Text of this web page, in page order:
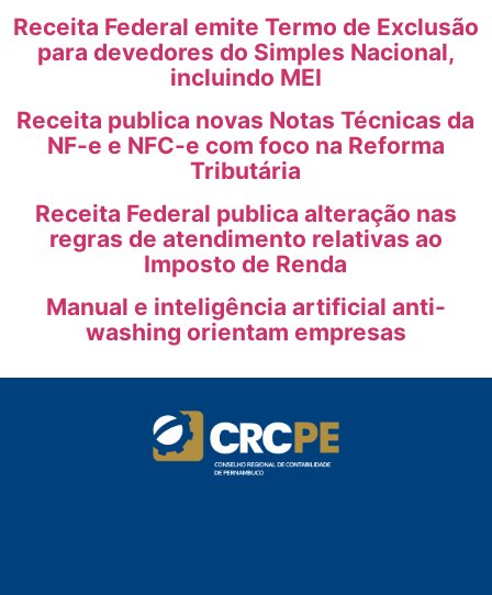
Receita Federal emite Termo de Exclusão
para devedores do Simples Nacional,
incluindo MEI
Receita publica novas Notas Técnicas da
NF-e e NFC-e com foco na Reforma
Tributária
Receita Federal publica alteração nas
regras de atendimento relativas ao
Imposto de Renda
Manual e inteligência artificial anti-
washing orientam empresas